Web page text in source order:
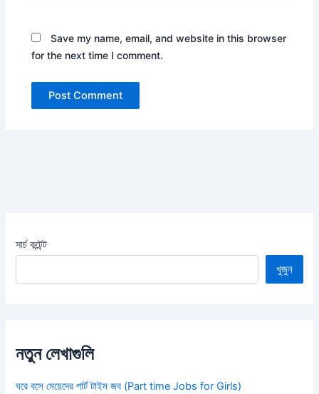
Save my name, email, and website in this browser
for the next time I comment.
সার্চ কন্টেন্ট
খুজুন
নতুন লেখাগুলি
ঘরে বসে মেয়েদের পার্ট টাইম জব (Part time Jobs for Girls)